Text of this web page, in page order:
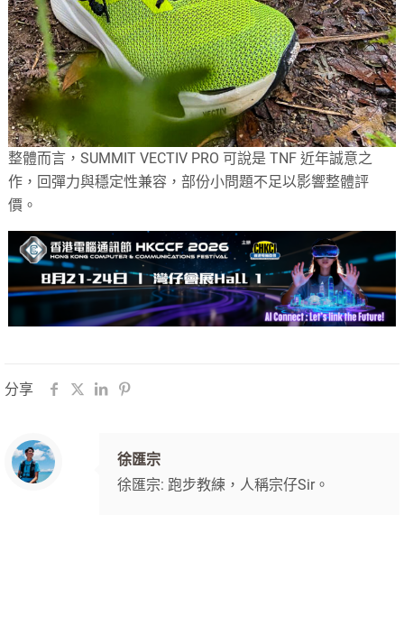
整體而言，SUMMIT VECTIV PRO 可說是 TNF 近年誠意之
作，回彈力與穩定性兼容，部份小問題不足以影響整體評
價。
分享
徐匯宗
徐匯宗: 跑步教練，人稱宗仔Sir。